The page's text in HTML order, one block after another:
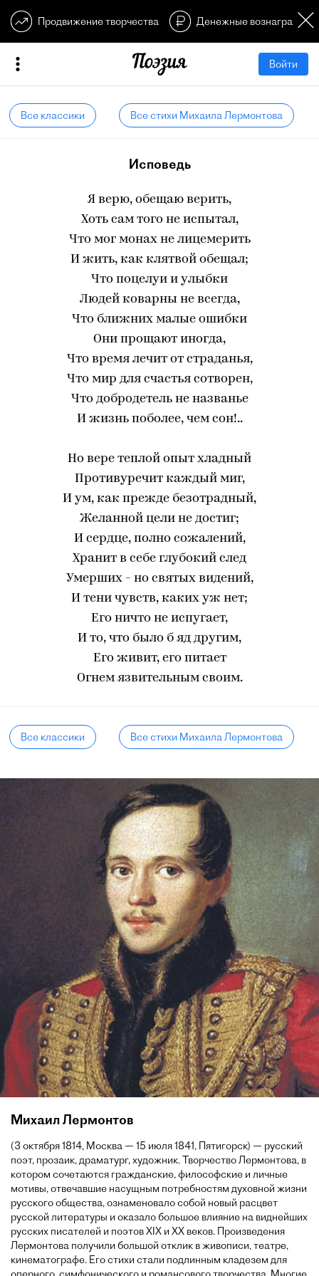
Продвижение творчества Денежные
Войти
Все классики Все стихи Михаила Лермонтова
Исповедь
Я верю, обещаю верить,
Хоть сам того не испытал,
Что мог монах не лицемерить
И жить, как клятвой обещал;
Что поцелуи и улыбки
Людей коварны не всегда,
Что ближних малые ошибки
Они прощают иногда,
Что время лечит от страданья,
Что мир для счастья сотворен,
Что добродетель не названье
И жизнь поболее, чем сон!..
Но вере теплой опыт хладный
Противуречит каждый миг,
И ум, как прежде безотрадный,
Желанной цели не достиг;
И сердце, полно сожалений,
Хранит в себе глубокий след
Умерших - но святых видений,
И тени чувств, каких уж нет;
Его ничто не испугает,
И то, что было б яд другим,
Его живит, его питает
Огнем язвительным своим.
Все классики Все стихи Михаила Лермонтова
Михаил Лермонтов
(3 октября 1814, Москва — 15 июля 1841, Пятигорск) — русский
поэт, прозаик, драматург, художник. Творчество Лермонтова, в
котором сочетаются гражданские, философские и личные
мотивы, отвечавшие насущным потребностям духовной жизни
русского общества, ознаменовало собой новый расцвет
русской литературы и оказало большое влияние на виднейших
русских писателей и поэтов XIX и XX веков. Произведения
Лермонтова получили большой отклик в живописи, театре,
кинематографе. Его стихи стали подлинным кладезем для